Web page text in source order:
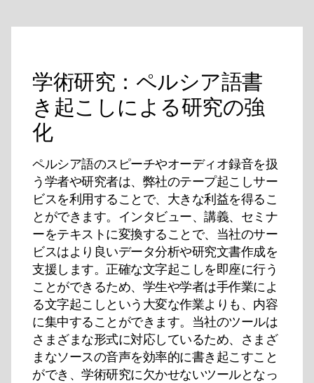
学術研究：ペルシア語書
き起こしによる研究の強
化
ペルシア語のスピーチやオーディオ録音を扱
う学者や研究者は、弊社のテープ起こしサー
ビスを利用することで、大きな利益を得るこ
とができます。インタビュー、講義、セミナ
ーをテキストに変換することで、当社のサー
ビスはより良いデータ分析や研究文書作成を
支援します。正確な文字起こしを即座に行う
ことができるため、学生や学者は手作業によ
る文字起こしという大変な作業よりも、内容
に集中することができます。当社のツールは
さまざまな形式に対応しているため、さまざ
まなソースの音声を効率的に書き起こすこと
ができ、学術研究に欠かせないツールとなっ